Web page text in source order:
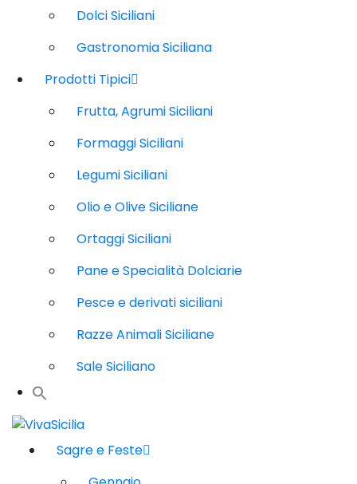
Dolci Siciliani
Gastronomia Siciliana
Prodotti Tipici
Frutta, Agrumi Siciliani
Formaggi Siciliani
Legumi Siciliani
Olio e Olive Siciliane
Ortaggi Siciliani
Pane e Specialità Dolciarie
Pesce e derivati siciliani
Razze Animali Siciliane
Sale Siciliano
Sagre e Feste